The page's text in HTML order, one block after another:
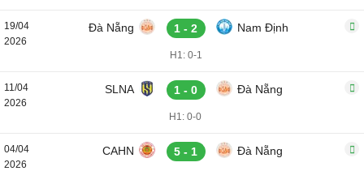
19/04
2026
Đà Nẵng 1 - 2 Nam Định
H1: 0-1
11/04
2026
SLNA 1 - 0 Đà Nẵng
H1: 0-0
04/04
2026
CAHN 5 - 1 Đà Nẵng